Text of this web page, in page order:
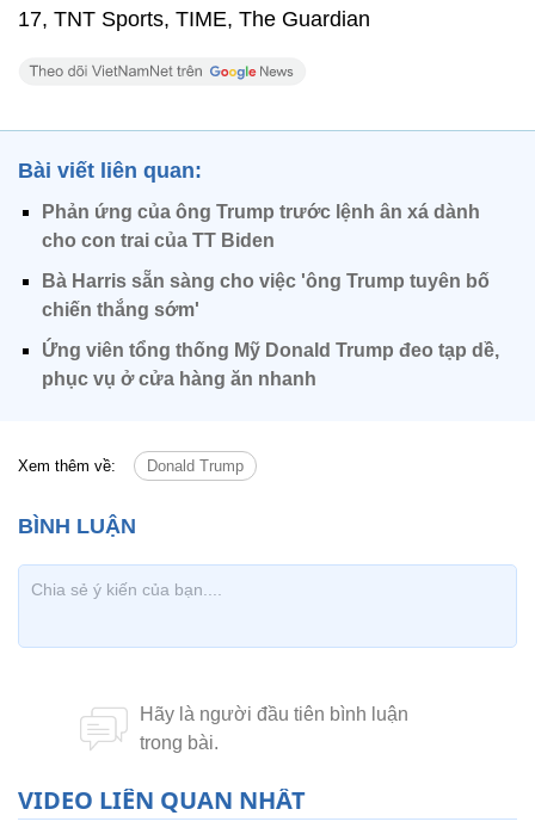
17, TNT Sports, TIME, The Guardian
Bài viết liên quan:
Phản ứng của ông Trump trước lệnh ân xá dành
cho con trai của TT Biden
Bà Harris sẵn sàng cho việc 'ông Trump tuyên bố
chiến thắng sớm'
Ứng viên tổng thống Mỹ Donald Trump đeo tạp dề,
phục vụ ở cửa hàng ăn nhanh
Xem thêm về: Donald Trump
VIDEO LIÊN QUAN NHẤT